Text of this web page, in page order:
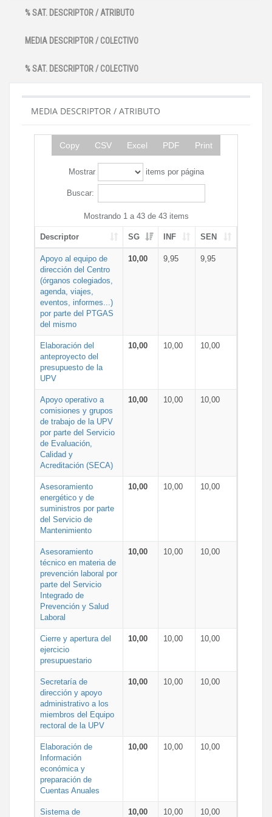
% SAT. DESCRIPTOR / ATRIBUTO
MEDIA DESCRIPTOR / COLECTIVO
% SAT. DESCRIPTOR / COLECTIVO
MEDIA DESCRIPTOR / ATRIBUTO
Copy CSV Excel PDF Print
Mostrar items por página
Buscar:
Mostrando 1 a 43 de 43 items
Descriptor SG INF SEN
Apoyo al equipo de
dirección del Centro
(órganos colegiados,
agenda, viajes,
eventos, informes...)
por parte del PTGAS
del mismo
10,00 9,95 9,95
Elaboración del
anteproyecto del
presupuesto de la
UPV
10,00 10,00 10,00
Apoyo operativo a
comisiones y grupos
de trabajo de la UPV
por parte del Servicio
de Evaluación,
Calidad y
Acreditación (SECA)
10,00 10,00 10,00
Asesoramiento
energético y de
suministros por parte
del Servicio de
Mantenimiento
10,00 10,00 10,00
Asesoramiento
técnico en materia de
prevención laboral por
parte del Servicio
Integrado de
Prevención y Salud
Laboral
10,00 10,00 10,00
Cierre y apertura del
ejercicio
presupuestario
10,00 10,00 10,00
Secretaría de
dirección y apoyo
administrativo a los
miembros del Equipo
rectoral de la UPV
10,00 10,00 10,00
Elaboración de
Información
económica y
preparación de
Cuentas Anuales
10,00 10,00 10,00
Sistema de
10,00 10,00 10,00